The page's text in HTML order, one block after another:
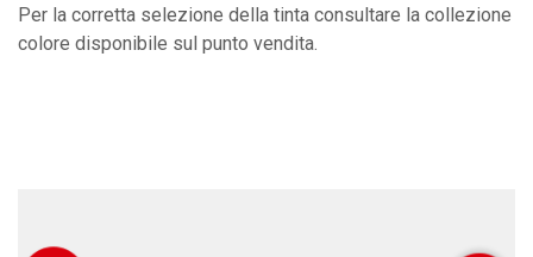
Per la corretta selezione della tinta consultare la collezione
colore disponibile sul punto vendita.